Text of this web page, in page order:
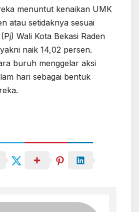
menuntut kenaikan UMK
atau setidaknya sesuai
Wali Kota Bekasi Raden
naik 14,02 persen.
buruh menggelar aksi
hari sebagai bentuk